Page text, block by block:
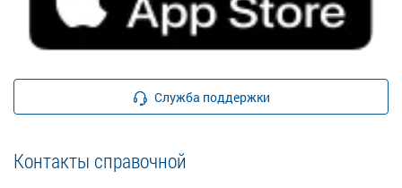
Служба поддержки
Контакты справочной